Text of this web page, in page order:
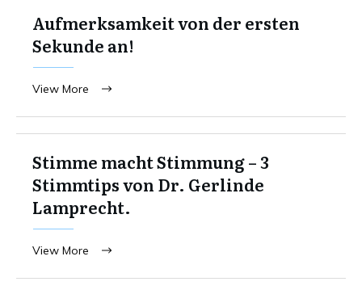
Aufmerksamkeit von der ersten
Sekunde an!
View More
Stimme macht Stimmung – 3
Stimmtips von Dr. Gerlinde
Lamprecht.
View More